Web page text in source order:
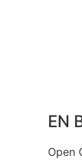
EN
Open